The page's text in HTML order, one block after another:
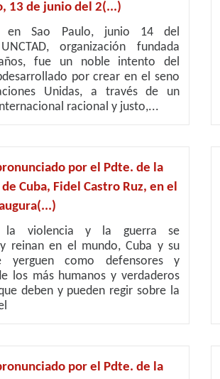
13 de junio del 2(...)
en Sao Paulo, junio 14 del
organización fundada
fue un noble intento del
por crear en el seno
Unidas, a través de un
racional y justo,...
por el Pdte. de la
Cuba, Fidel Castro Ruz, en el
la violencia y la guerra se
reinan en el mundo, Cuba y su
yerguen como defensores y
los más humanos y verdaderos
deben y pueden regir sobre la
por el Pdte. de la